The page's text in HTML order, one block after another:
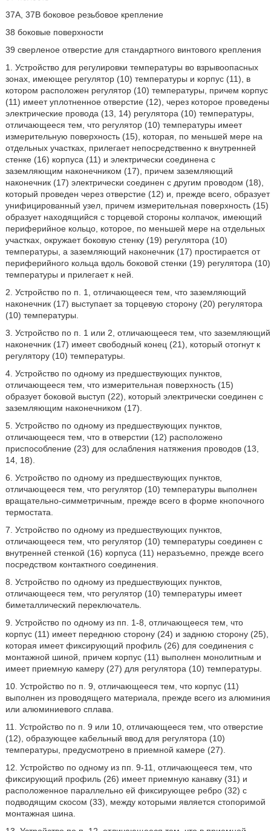
37А, 37В боковое резьбовое крепление
38 боковые поверхности
39 сверленое отверстие для стандартного винтового крепления
1. Устройство для регулировки температуры во взрывоопасных
зонах, имеющее регулятор (10) температуры и корпус (11), в
котором расположен регулятор (10) температуры, причем корпус
(11) имеет уплотненное отверстие (12), через которое проведены
электрические провода (13, 14) регулятора (10) температуры,
отличающееся тем, что регулятор (10) температуры имеет
измерительную поверхность (15), которая, по меньшей мере на
отдельных участках, прилегает непосредственно к внутренней
стенке (16) корпуса (11) и электрически соединена с
заземляющим наконечником (17), причем заземляющий
наконечник (17) электрически соединен с другим проводом (18),
который проведен через отверстие (12) и, прежде всего, образует
унифицированный узел, причем измерительная поверхность (15)
образует находящийся с торцевой стороны колпачок, имеющий
периферийное кольцо, которое, по меньшей мере на отдельных
участках, окружает боковую стенку (19) регулятора (10)
температуры, а заземляющий наконечник (17) простирается от
периферийного кольца вдоль боковой стенки (19) регулятора (10)
температуры и прилегает к ней.
2. Устройство по п. 1, отличающееся тем, что заземляющий
наконечник (17) выступает за торцевую сторону (20) регулятора
(10) температуры.
3. Устройство по п. 1 или 2, отличающееся тем, что заземляющий
наконечник (17) имеет свободный конец (21), который отогнут к
регулятору (10) температуры.
4. Устройство по одному из предшествующих пунктов,
отличающееся тем, что измерительная поверхность (15)
образует боковой выступ (22), который электрически соединен с
заземляющим наконечником (17).
5. Устройство по одному из предшествующих пунктов,
отличающееся тем, что в отверстии (12) расположено
приспособление (23) для ослабления натяжения проводов (13,
14, 18).
6. Устройство по одному из предшествующих пунктов,
отличающееся тем, что регулятор (10) температуры выполнен
вращательно-симметричным, прежде всего в форме кнопочного
термостата.
7. Устройство по одному из предшествующих пунктов,
отличающееся тем, что регулятор (10) температуры соединен с
внутренней стенкой (16) корпуса (11) неразъемно, прежде всего
посредством контактного соединения.
8. Устройство по одному из предшествующих пунктов,
отличающееся тем, что регулятор (10) температуры имеет
биметаллический переключатель.
9. Устройство по одному из пп. 1-8, отличающееся тем, что
корпус (11) имеет переднюю сторону (24) и заднюю сторону (25),
которая имеет фиксирующий профиль (26) для соединения с
монтажной шиной, причем корпус (11) выполнен монолитным и
имеет приемную камеру (27) для регулятора (10) температуры.
10. Устройство по п. 9, отличающееся тем, что корпус (11)
выполнен из проводящего материала, прежде всего из алюминия
или алюминиевого сплава.
11. Устройство по п. 9 или 10, отличающееся тем, что отверстие
(12), образующее кабельный ввод для регулятора (10)
температуры, предусмотрено в приемной камере (27).
12. Устройство по одному из пп. 9-11, отличающееся тем, что
фиксирующий профиль (26) имеет приемную канавку (31) и
расположенное параллельно ей фиксирующее ребро (32) с
подводящим скосом (33), между которыми является стопоримой
монтажная шина.